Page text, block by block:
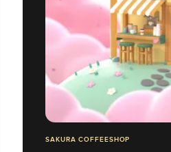
SAKURA COFFEESHOP